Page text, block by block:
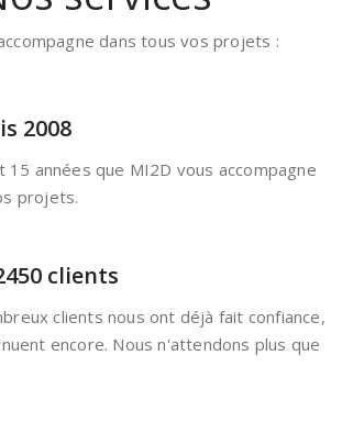
dans tous vos projets :
2008
15 années que MI2D vous accompagne
projets.
clients
clients nous ont déjà fait confiance,
encore. Nous n'attendons plus que